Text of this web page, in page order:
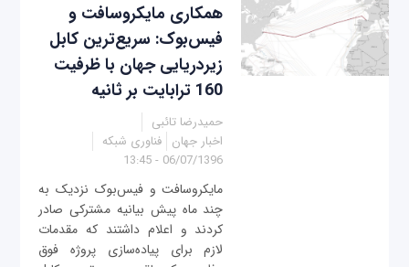
همکاری مایکروسافت و
فیس‌بوک: سریع‌ترین کابل
زیردریایی جهان با ظرفیت
160 ترابایت بر ثانیه
حمیدرضا تائبی
اخبار جهان فناوری شبکه
06/07/1396 - 13:45
مایکروسافت و فیس‌بوک نزدیک به
چند ماه پیش بیانیه‌ مشترکی صادر
کردند و اعلام داشتند که مقدمات
لازم برای پیاده‌سازی پروژه فوق